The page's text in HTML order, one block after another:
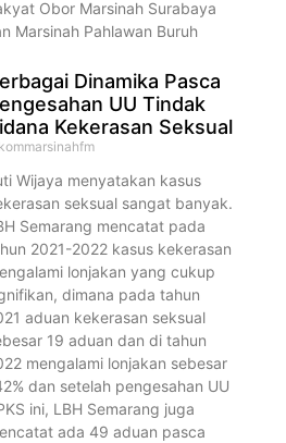
Obor Marsinah Surabaya
Marsinah Pahlawan Buruh
Dinamika Pasca
UU Tindak
Kekerasan Seksual
Wijaya menyatakan kasus
seksual sangat banyak.
Semarang mencatat pada
2021-2022 kasus kekerasan
lonjakan yang cukup
dimana pada tahun
aduan kekerasan seksual
19 aduan dan di tahun
mengalami lonjakan sebesar
dan setelah pengesahan UU
ini, LBH Semarang juga
ada 49 aduan pasca